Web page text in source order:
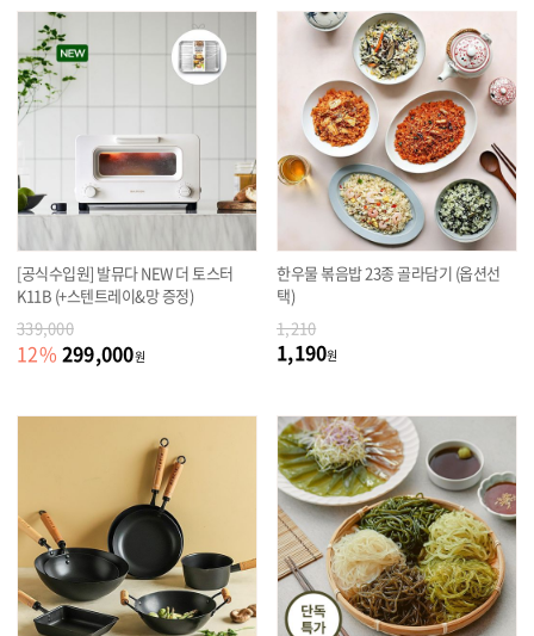
[공식수입원] 발뮤다 NEW 더 토스터
K11B (+스텐트레이&망 증정)
339,000
12% 299,000원
한우물 볶음밥 23종 골라담기 (옵션선
택)
1,210
1,190원